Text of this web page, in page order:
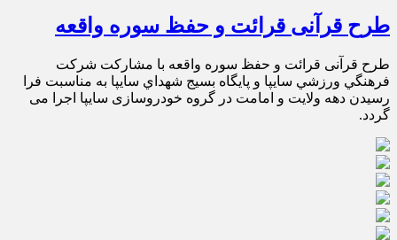
طرح قرآنی قرائت و حفظ سوره واقعه
طرح قرآنی قرائت و حفظ سوره واقعه با مشاركت شركت
فرهنگي ورزشي سايپا و پايگاه بسيج شهداي سايپا به مناسبت فرا
رسیدن دهه ولایت و امامت در گروه خودروسازی سایپا اجرا می
گردد.